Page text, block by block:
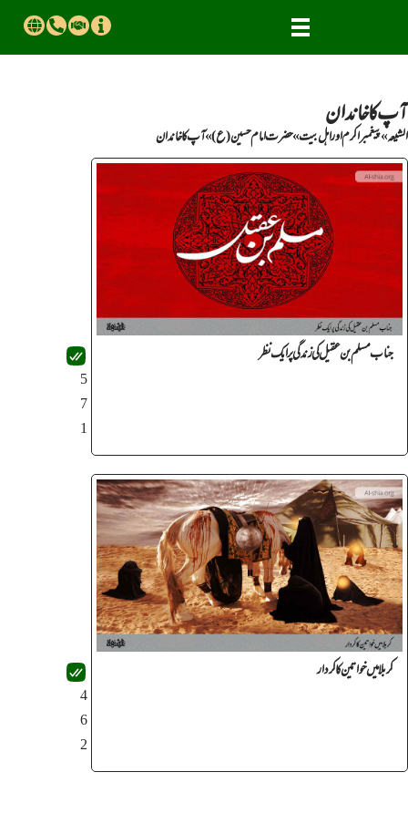
آپ کا خانــدان
الشیعہ»پیغمبراکرم اور اهل بیت»حضرت امام حسین(ع)»آپ کا خانــدان
جناب مسلم بن عقیل کی زندگی پر ایک نظر
5
7
1
کربلا میں خواتین کا کردار
4
6
2